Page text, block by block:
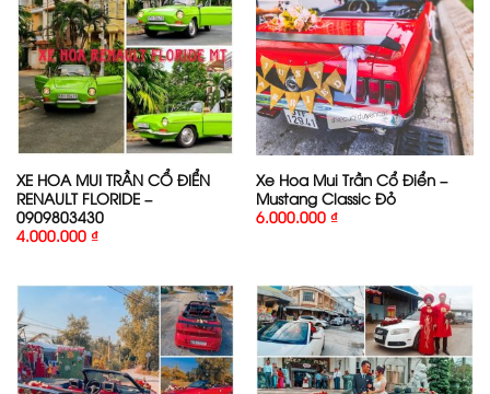
XE HOA MUI TRẦN CỔ ĐIỂN
RENAULT FLORIDE –
0909803430
4.000.000 ₫
Xe Hoa Mui Trần Cổ Điển –
Mustang Classic Đỏ
6.000.000 ₫